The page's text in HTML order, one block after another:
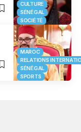
CULTURE
SÉNÉGAL
SOCIÉTÉ
MAROC
RELATIONS
SÉNÉGAL
SPORTS